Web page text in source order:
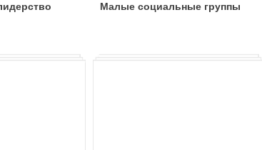
Малые социальные группы